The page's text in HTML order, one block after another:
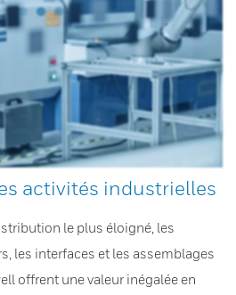
activités industrielles
le plus éloigné, les
les interfaces et les assemblages
offrent une valeur inégalée en